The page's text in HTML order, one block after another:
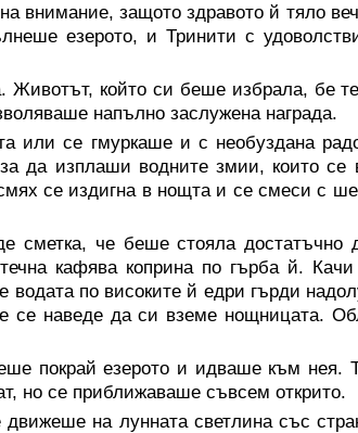
внимание, защото здравото й тяло
езерото, и Тринити с
който си беше избрала, бе
напълно заслужена награда.
или се гмуркаше и с необуздана
да изплаши водните змии, които се
се издигна в нощта и се смеси с
сметка, че беше стояла достатъчно
кафява коприна по гърба й.
водата по високите й едри гърди
се наведе да си вземе нощницата.
покрай езерото и идваше към нея.
но се приближаваше съвсем открито.
на лунната светлина със